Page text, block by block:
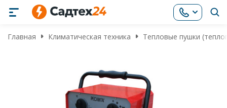
Главная Климатическая техника Тепловые пушки